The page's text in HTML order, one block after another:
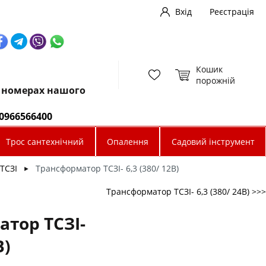
Вхід Реєстрація
номерах нашого
Кошик
порожній
Трос сантехнічний Опалення Садовий інструмент
► Трансформатор ТСЗІ- 6,3 (380/ 12В)
Трансформатор ТСЗІ- 6,3 (380/ 24В) >>>
ТСЗІ-